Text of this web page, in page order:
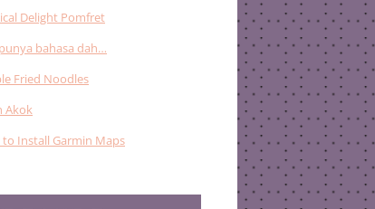
Delight Pomfret
bahasa dah…
Fried Noodles
Akok
to Install Garmin Maps